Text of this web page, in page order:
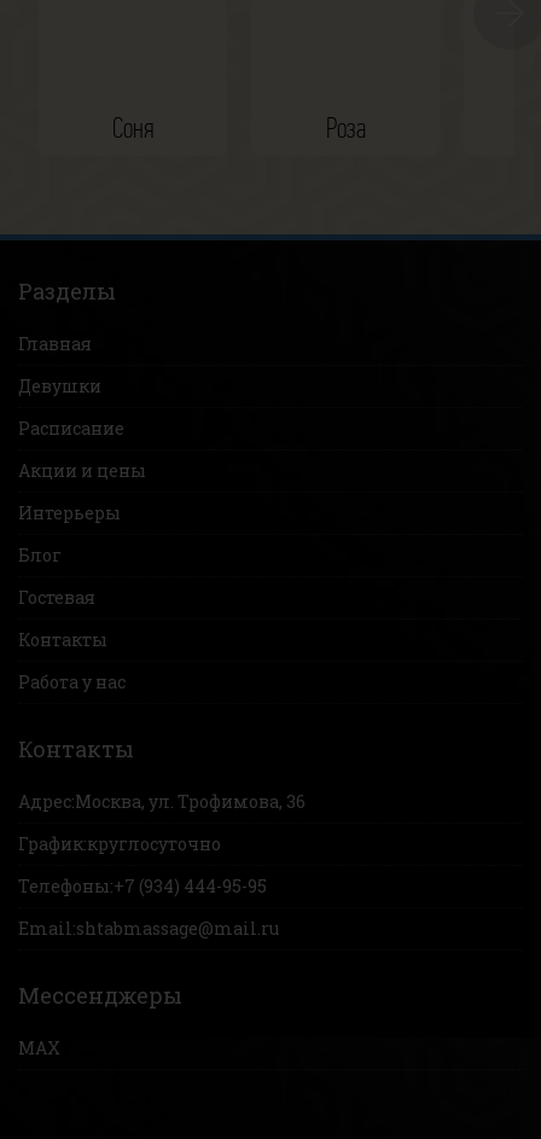
Соня Роза
Разделы
Главная
Девушки
Расписание
Акции и цены
Интерьеры
Блог
Гостевая
Контакты
Работа у нас
Контакты
Адрес:Москва, ул. Трофимова, 36
График:круглосуточно
Телефоны:+7 (934) 444-95-95
Email:shtabmassage@mail.ru
Мессенджеры
MAX